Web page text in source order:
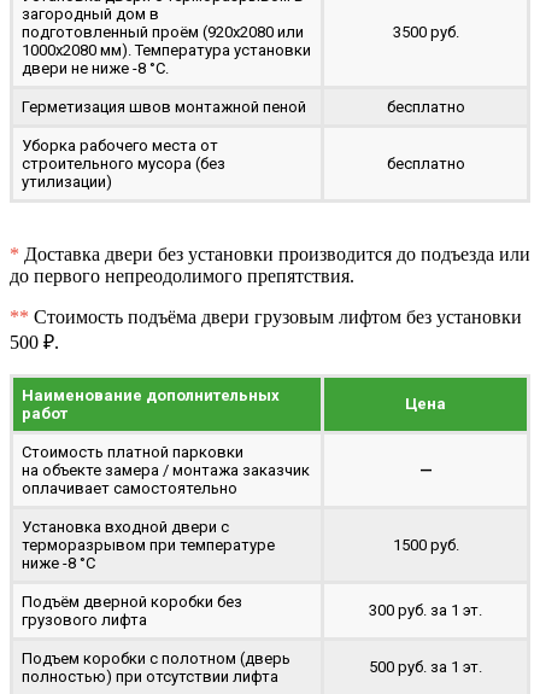
загородный дом в
подготовленный проём (920x2080 или
1000x2080 мм). Температура установки
двери не ниже -8 °C.
3500 руб.
Герметизация швов монтажной пеной бесплатно
Уборка рабочего места от
строительного мусора (без
утилизации)
бесплатно
* Доставка двери без установки производится до подъезда или
до первого непреодолимого препятствия.
** Стоимость подъёма двери грузовым лифтом без установки
500 ₽.
Наименование дополнительных
работ
Цена
Стоимость платной парковки
на объекте замера / монтажа заказчик
оплачивает самостоятельно
—
Установка входной двери с
терморазрывом при температуре
ниже -8 °C
1500 руб.
Подъём дверной коробки без
грузового лифта
300 руб. за 1 эт.
Подъем коробки с полотном (дверь
полностью) при отсутствии лифта
500 руб. за 1 эт.